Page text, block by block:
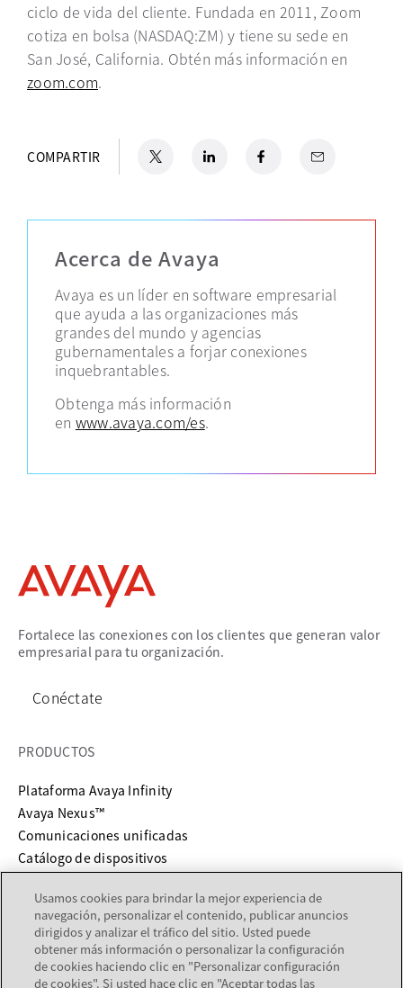
ciclo de vida del cliente. Fundada en 2011, Zoom
cotiza en bolsa (NASDAQ:ZM) y tiene su sede en
San José, California. Obtén más información en
zoom.comse abre en una pestaña nueva
.
COMPARTIR se abre en una pestaña nueva
LinkedIn
se abre en una pestaña nueva
Facebook
se abre en una pestaña
Email
Acerca de Avaya
Avaya es un líder en software empresarial
que ayuda a las organizaciones más
grandes del mundo y agencias
gubernamentales a forjar conexiones
inquebrantables.
Obtenga más información
en www.avaya.com/es.
Fortalece las conexiones con los clientes que generan valor
empresarial para tu organización.
Conéctate
PRODUCTOS
Plataforma Avaya Infinity
Avaya Nexus™
Comunicaciones unificadas
Catálogo de dispositivos
SERVICIOS Y SOPORTE
Soportese abre en una pestaña nueva
Documentaciónse abre en una pestaña nueva
Usamos cookies para brindar la mejor experiencia de
navegación, personalizar el contenido, publicar anuncios
dirigidos y analizar el tráfico del sitio. Usted puede
obtener más información o personalizar la configuración
de cookies haciendo clic en "Personalizar configuración
de cookies". Si usted hace clic en "Aceptar todas las